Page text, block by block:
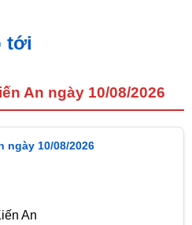
tới
An ngày 10/08/2026
ngày 10/08/2026
An